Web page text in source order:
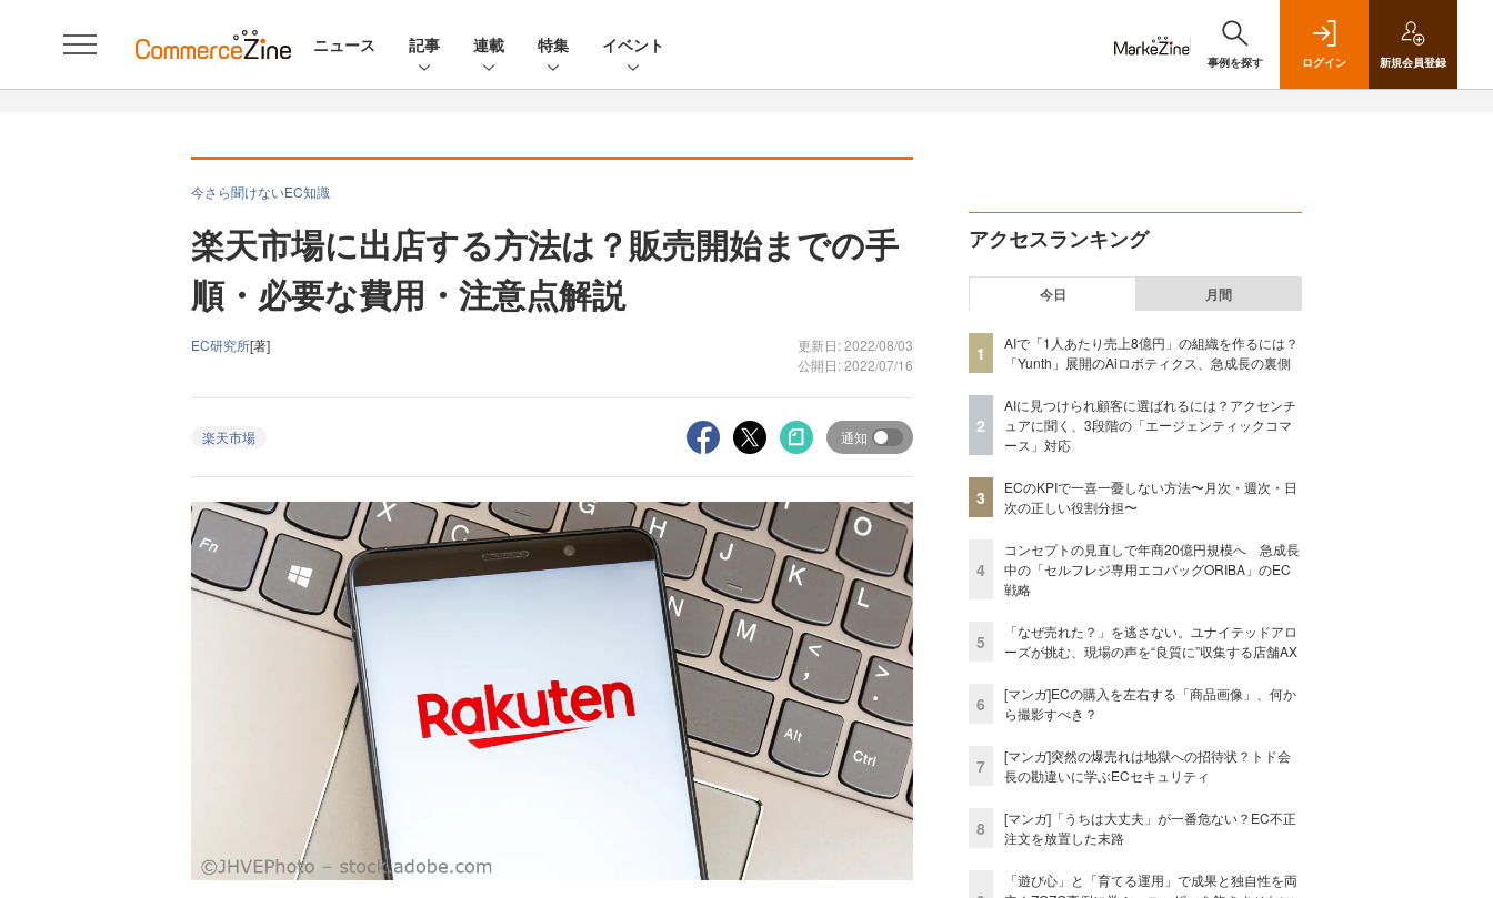
ニュース 記事 連載 特集 イベント
事例を探す ログイン 新規会員登録
今さら聞けないEC知識
楽天市場に出店する方法は？販売開始までの手
順・必要な費用・注意点解説
EC研究所[著]
更新日: 2022/08/03
公開日: 2022/07/16
楽天市場 通知
アクセスランキング
今日 月間
1
AIで「1人あたり売上8億円」の組織を作るには？
「Yunth」展開のAiロボティクス、急成長の裏側
2
AIに見つけられ顧客に選ばれるには？アクセンチ
ュアに聞く、3段階の「エージェンティックコマ
ース」対応
3
ECのKPIで一喜一憂しない方法〜月次・週次・日
次の正しい役割分担〜
4
コンセプトの見直しで年商20億円規模へ 急成長
中の「セルフレジ専用エコバッグORIBA」のEC
戦略
5
「なぜ売れた？」を逃さない。ユナイテッドアロ
ーズが挑む、現場の声を“良質に”収集する店舗AX
6
[マンガ]ECの購入を左右する「商品画像」、何か
ら撮影すべき？
7
[マンガ]突然の爆売れは地獄への招待状？トド会
長の勘違いに学ぶECセキュリティ
8
[マンガ]「うちは大丈夫」が一番危ない？EC不正
注文を放置した末路
「遊び心」と「育てる運用」で成果と独自性を両